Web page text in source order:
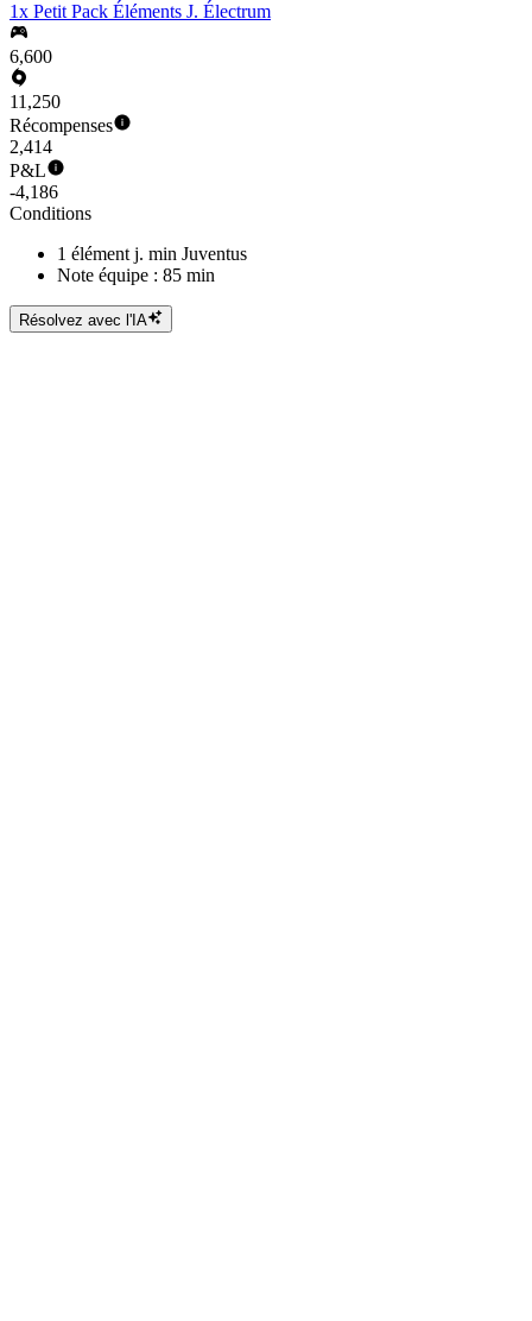
1x Petit Pack Éléments J. Électrum
6,600
11,250
Récompenses
2,414
P&L
-4,186
Conditions
1 élément j. min Juventus
Note équipe : 85 min
Résolvez avec l'IA